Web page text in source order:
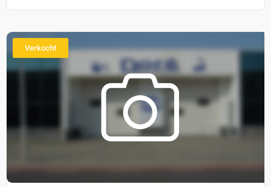
Verkocht